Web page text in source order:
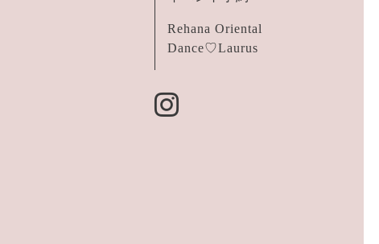
Rehana Oriental
Dance♡Laurus